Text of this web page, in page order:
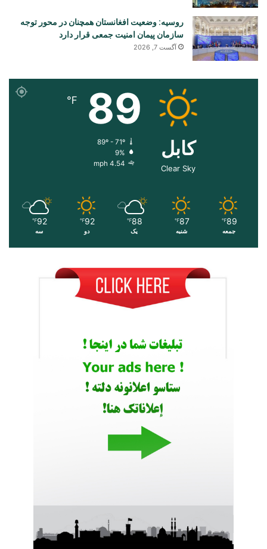
روسیه: وضعیت افغانستان همچنان در محور توجه
سازمان پیمان امنیت جمعی قرار دارد
آگست 7, 2026
کابل
Clear Sky
89
℉
89º - 71º
9%
4.54 mph
89
℉
جمعه
87
℉
شنبه
88
℉
یک
92
℉
دو
92
℉
سه